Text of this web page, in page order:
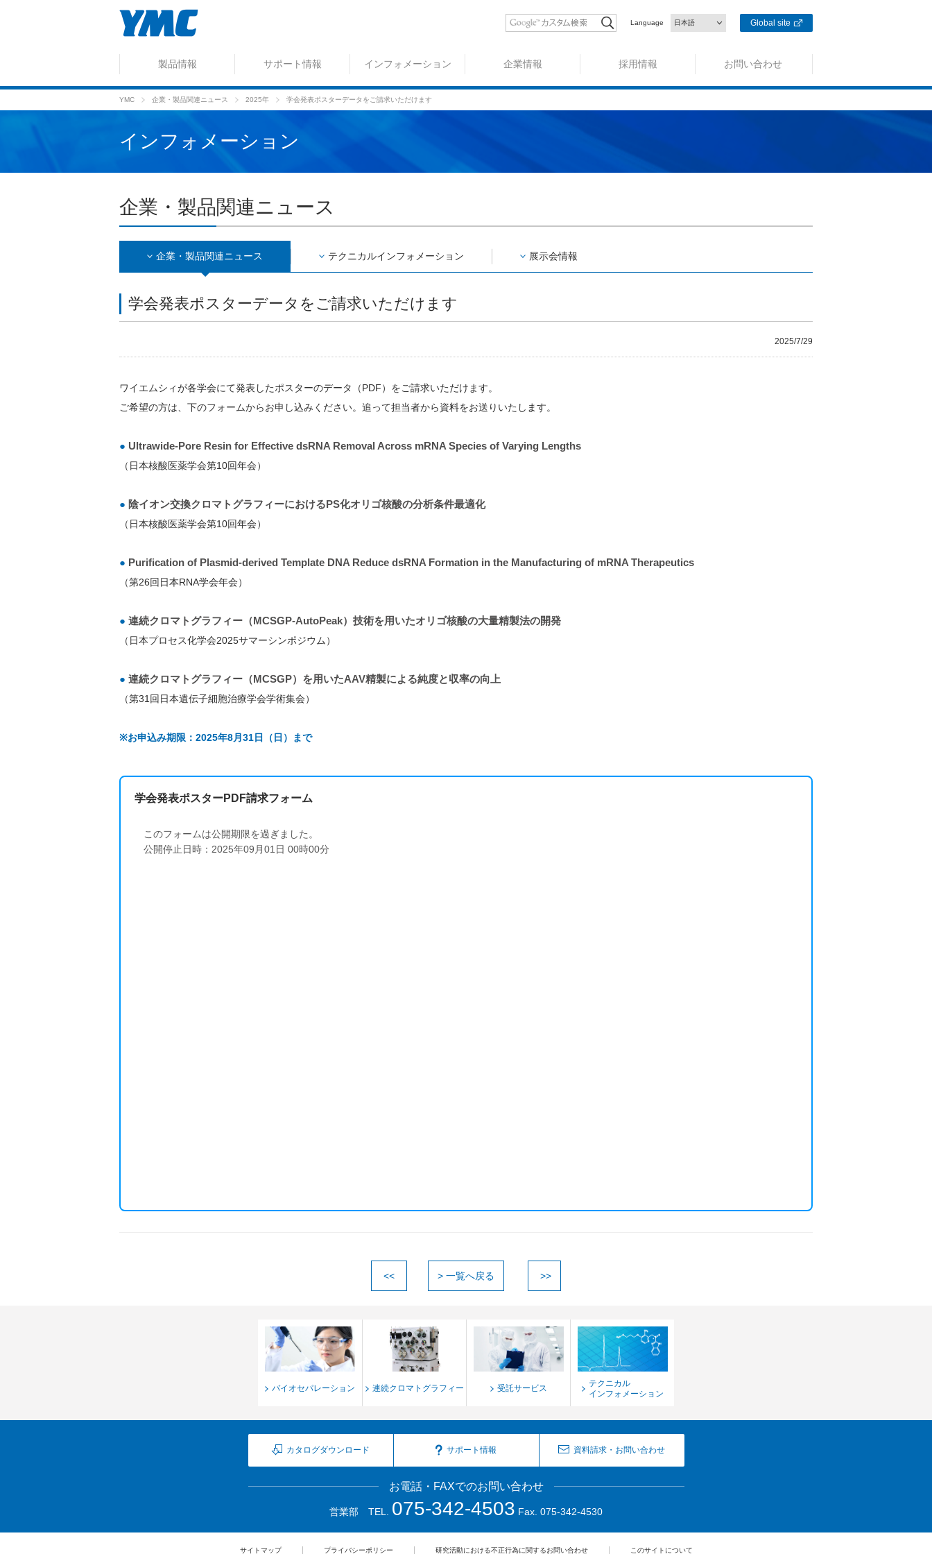
Language 日本語 Global site
製品情報 サポート情報 インフォメーション 企業情報 採用情報 お問い合わせ
YMC 企業・製品関連ニュース 2025年 学会発表ポスターデータをご請求いただけます
インフォメーション
企業・製品関連ニュース
企業・製品関連ニュース テクニカルインフォメーション 展示会情報
学会発表ポスターデータをご請求いただけます
2025/7/29
ワイエムシィが各学会にて発表したポスターのデータ（PDF）をご請求いただけます。
ご希望の方は、下のフォームからお申し込みください。追って担当者から資料をお送りいたします。
● Ultrawide-Pore Resin for Effective dsRNA Removal Across mRNA Species of Varying Lengths
（日本核酸医薬学会第10回年会）
● 陰イオン交換クロマトグラフィーにおけるPS化オリゴ核酸の分析条件最適化
（日本核酸医薬学会第10回年会）
● Purification of Plasmid-derived Template DNA Reduce dsRNA Formation in the Manufacturing of mRNA Therapeutics
（第26回日本RNA学会年会）
● 連続クロマトグラフィー（MCSGP-AutoPeak）技術を用いたオリゴ核酸の大量精製法の開発
（日本プロセス化学会2025サマーシンポジウム）
● 連続クロマトグラフィー（MCSGP）を用いたAAV精製による純度と収率の向上
（第31回日本遺伝子細胞治療学会学術集会）
※お申込み期限：2025年8月31日（日）まで
学会発表ポスターPDF請求フォーム
<< > 一覧へ戻る >>
バイオセパレーション 連続クロマトグラフィー 受託サービス
テクニカル
インフォメーション
カタログダウンロード サポート情報 資料請求・お問い合わせ
お電話・FAXでのお問い合わせ
営業部 TEL. 075-342-4503 Fax. 075-342-4530
サイトマップ プライバシーポリシー 研究活動における不正行為に関するお問い合わせ このサイトについて